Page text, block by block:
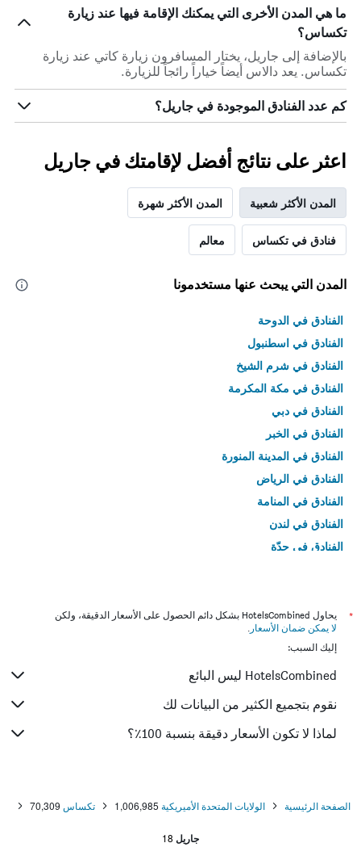
ما هي المدن الأخرى التي يمكنك الإقامة فيها عند زيارة
تكساس؟
بالإضافة إلى جاريل، يختار المسافرون زيارة كاتي عند زيارة
تكساس. يعد دالاس أيضاً خياراً رائجاً للزيارة.
كم عدد الفنادق الموجودة في جاريل؟
اعثر على نتائج أفضل لإقامتك في جاريل
المدن الأكثر شعبية المدن الأكثر شهرة
فنادق في تكساس معالم
المدن التي يبحث عنها مستخدمونا
الفنادق في الدوحة
الفنادق في اسطنبول
الفنادق في شرم الشيخ
الفنادق في مكة المكرمة
الفنادق في دبي
الفنادق في الخبر
الفنادق في المدينة المنورة
الفنادق في الرياض
الفنادق في المنامة
الفنادق في لندن
الفنادق في جدّة
*
يحاول HotelsCombined بشكل دائم الحصول على الأسعار الدقيقة، ولكن
لا يمكن ضمان الأسعار .
إليك السبب:
HotelsCombined ليس البائع
نقوم بتجميع الكثير من البيانات لك
لماذا لا تكون الأسعار دقيقة بنسبة 100٪؟
الصفحة الرئيسية الولايات المتحدة الأميريكية 1,006,985 تكساس 70,309
جاريل 18